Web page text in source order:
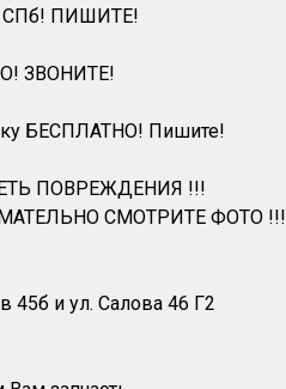
СПб! ПИШИТЕ!
ЗВОНИТЕ!
БЕСПЛАТНО! Пишите!
ПОВРЕЖДЕНИЯ !!!
СМОТРИТЕ ФОТО !!!
45б и ул. Салова 46 Г2